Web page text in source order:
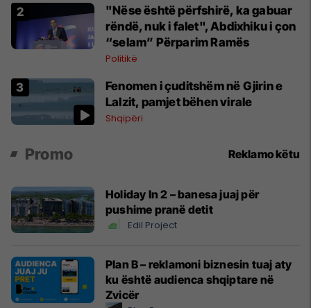
"Nëse është përfshirë, ka gabuar
rëndë, nuk i falet", Abdixhiku i çon
“selam” Përparim Ramës
Politikë
Fenomen i çuditshëm në Gjirin e
Lalzit, pamjet bëhen virale
Shqipëri
Promo Reklamo këtu
Holiday In 2 – banesa juaj për
pushime pranë detit
Edil Project
Plan B – reklamoni biznesin tuaj aty
ku është audienca shqiptare në
Zvicër